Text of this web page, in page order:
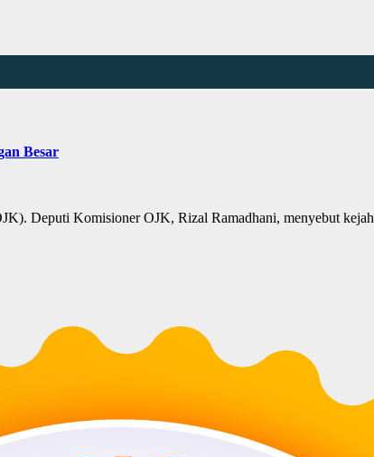
Besar
Deputi Komisioner OJK, Rizal Ramadhani, menyebut